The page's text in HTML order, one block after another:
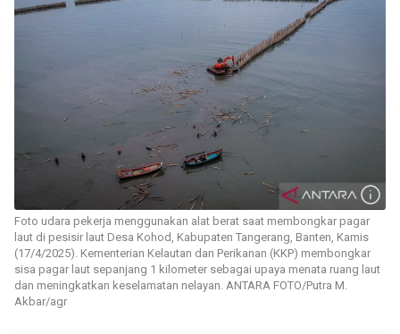
Foto udara pekerja menggunakan alat berat saat membongkar pagar
laut di pesisir laut Desa Kohod, Kabupaten Tangerang, Banten, Kamis
(17/4/2025). Kementerian Kelautan dan Perikanan (KKP) membongkar
sisa pagar laut sepanjang 1 kilometer sebagai upaya menata ruang laut
dan meningkatkan keselamatan nelayan. ANTARA FOTO/Putra M.
Akbar/agr